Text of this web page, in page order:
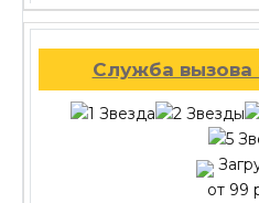
Служба вызова
от 99